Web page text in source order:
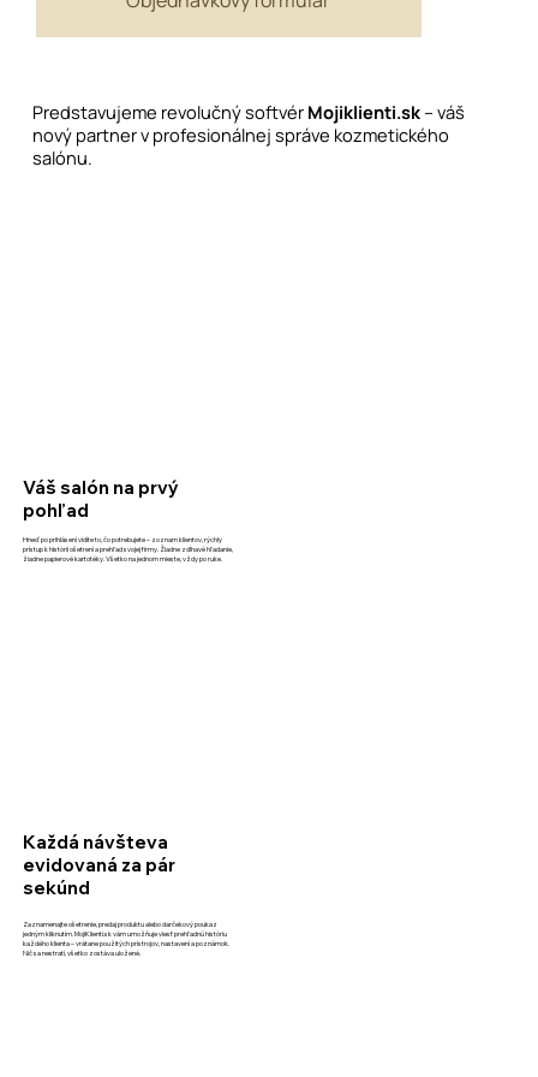
Predstavujeme revolučný softvér Mojiklienti.sk– váš
nový partner v profesionálnej správe kozmetického
salónu.
Váš salón na prvý
pohľad
Hneď po prihlásení vidíte to, čo potrebujete – zoznam klientov, rýchly
prístup k histórii ošetrení a prehľad svojej firmy. Žiadne zdĺhavé hľadanie,
žiadne papierové kartotéky. Všetko na jednom mieste, vždy po ruke.
Každá návšteva
evidovaná za pár
sekúnd
Zaznamenajte ošetrenie, predaj produktu alebo darčekový poukaz
jedným kliknutím. MojiKlienti.sk vám umožňuje viesť prehľadnú históriu
každého klienta – vrátane použitých prístrojov, nastavení a poznámok.
Nič sa nestratí, všetko zostáva uložené.